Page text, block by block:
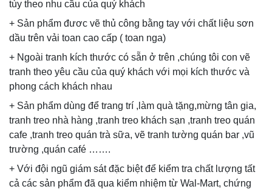
tùy theo nhu cầu của quý khách
+ Sản phẩm đươc vẽ thủ công bằng tay với chất liệu sơn
dầu trên vải toan cao cấp ( toan nga)
+ Ngoài tranh kích thước có sẵn ở trên ,chúng tôi con vẽ
tranh theo yêu cầu của quý khách với mọi kích thước và
phong cách khách nhau
+ Sản phẩm dùng để trang trí ,làm quà tặng,mừng tân gia,
tranh treo nhà hàng ,tranh treo khách sạn ,tranh treo quán
cafe ,tranh treo quán trà sữa, vẽ tranh tường quán bar ,vũ
trường ,quán café …….
+ Với đội ngũ giám sát đặc biệt để kiểm tra chất lượng tất
cả các sản phẩm đã qua kiểm nhiệm từ Wal-Mart, chứng